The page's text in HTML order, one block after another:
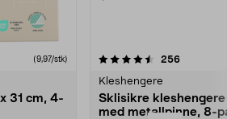
(9,97/stk)
31 cm, 4-
256
Kleshengere
Sklisikre
med metallpinne, 8-
4.5av 5 stjerner